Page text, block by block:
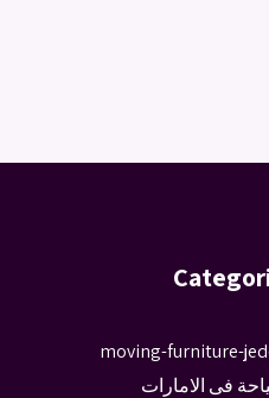
moving-furniture-
فى الامارات